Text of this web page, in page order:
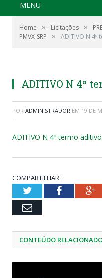
MENU
Home » Licitações »
PMVX-SRP
» ADITIVO N 4º
ADITIVO N 4º
POR ADMINISTRADOR EM 19 DE
ADITIVO N 4º termo
COMPARTILHAR:
TwitterFacebook
Email
CONTEÚDO RELACIONADO